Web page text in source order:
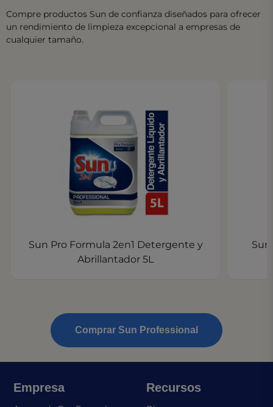
Compre productos Sun de confianza diseñados para ofrecer
un rendimiento de limpieza excepcional a empresas de
cualquier tamaño.
Sun Pro Formula 2en1 Detergente y
Abrillantador 5L
Comprar Sun Professional
Empresa Recursos